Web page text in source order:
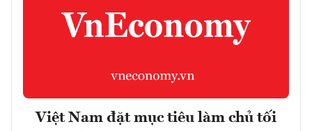
Việt Nam đặt mục tiêu làm chủ tối